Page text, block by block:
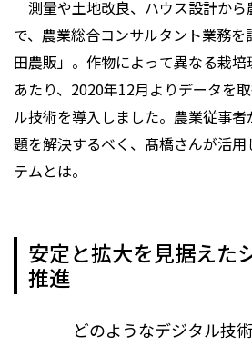
測量や土地改良、ハウス設計から
で、農業総合コンサルタント業務
田農販」。作物によって異なる栽
あたり、2020年12月よりデータを
ル技術を導入しました。農業従事
題を解決するべく、髙橋さんが活
テムとは。
安定と拡大を見据えた
推進
どのようなデジタル技